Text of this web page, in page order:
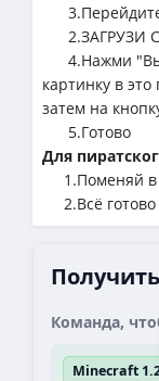
3.Перейдите
2.ЗАГРУЗИ
4.Нажми
картинку в
затем на
5.Готово
Для
1.Поменяй в
2.Всё готово
Команда,
Minecraft